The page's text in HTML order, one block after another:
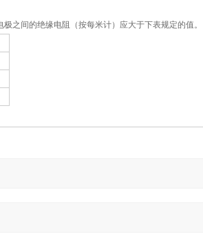
之间的绝缘电阻（按每米计）应大于下表规定的值。